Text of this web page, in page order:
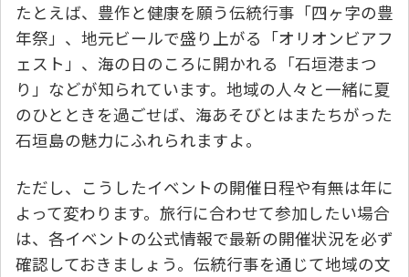
たとえば、豊作と健康を願う伝統行事「四ヶ字の豊
年祭」、地元ビールで盛り上がる「オリオンビアフ
ェスト」、海の日のころに開かれる「石垣港まつ
り」などが知られています。地域の人々と一緒に夏
のひとときを過ごせば、海あそびとはまたちがった
石垣島の魅力にふれられますよ。
ただし、こうしたイベントの開催日程や有無は年に
よって変わります。旅行に合わせて参加したい場合
は、各イベントの公式情報で最新の開催状況を必ず
確認しておきましょう。伝統行事を通じて地域の文